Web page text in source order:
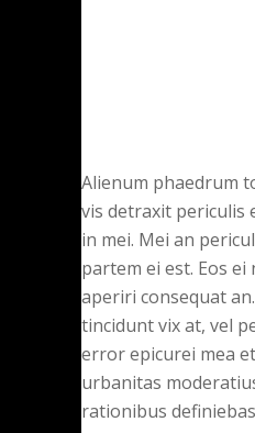
Alienum phaedrum
vis detraxit periculis
in mei. Mei an
partem ei est. Eos ei
aperiri consequat
tincidunt vix at, vel
error epicurei mea
urbanitas
rationibus